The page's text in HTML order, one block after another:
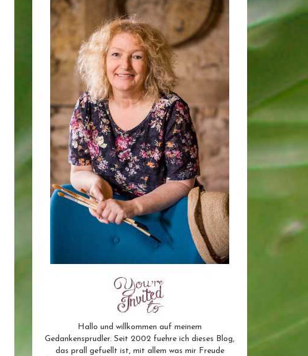
Hallo und willkommen auf meinem
Gedankensprudler. Seit 2002 fuehre ich dieses Blog,
das prall gefuellt ist, mit allem was mir Freude